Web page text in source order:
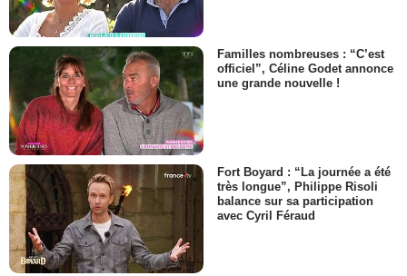
Familles nombreuses : “C’est
officiel”, Céline Godet annonce
une grande nouvelle !
Fort Boyard : “La journée a été
très longue”, Philippe Risoli
balance sur sa participation
avec Cyril Féraud